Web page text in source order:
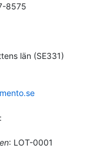
8575
län (SE331)
:
: LOT-0001